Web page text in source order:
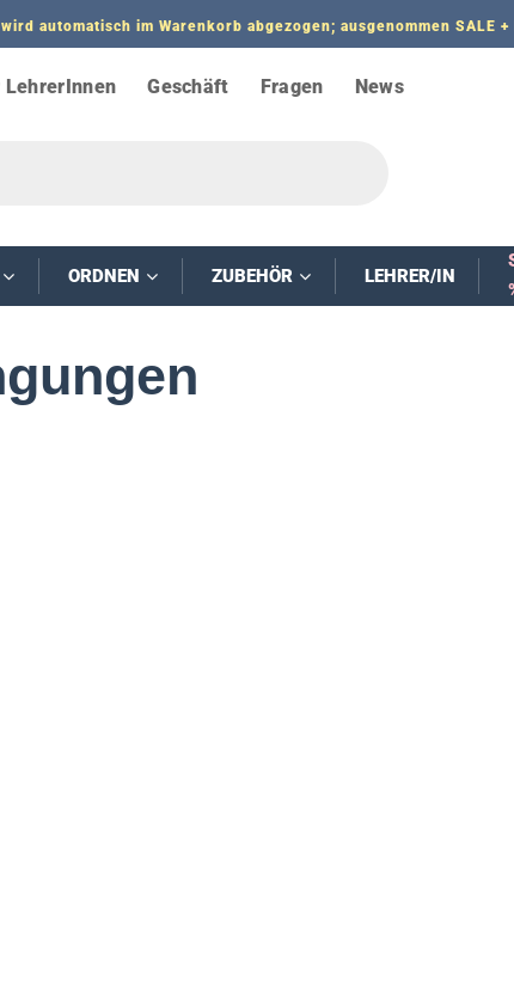
automatisch im Warenkorb abgezogen; ausgenommen SALE
Geschäft Fragen News
ORDNEN ZUBEHÖR LEHRER/IN